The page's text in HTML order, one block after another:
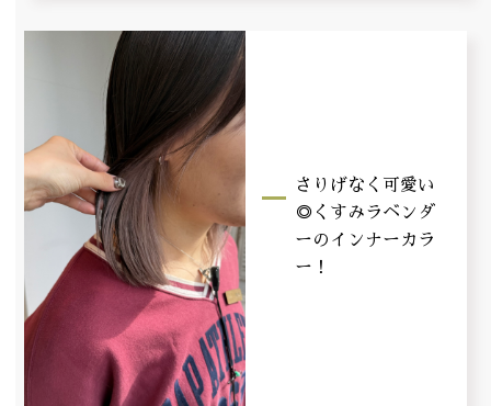
さりげなく可愛い
◎くすみラベンダ
ーのインナーカラ
ー！